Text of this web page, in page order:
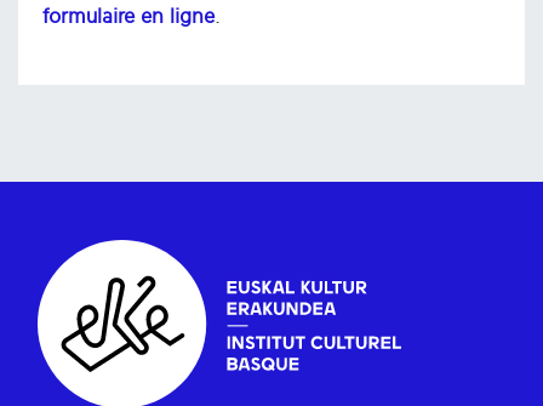
formulaire en ligne.